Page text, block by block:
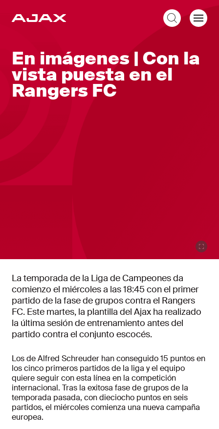
En imágenes | Con la
vista puesta en el
Rangers FC
La temporada de la Liga de Campeones da
comienzo el miércoles a las 18:45 con el primer
partido de la fase de grupos contra el Rangers
FC. Este martes, la plantilla del Ajax ha realizado
la última sesión de entrenamiento antes del
partido contra el conjunto escocés.
Los de Alfred Schreuder han conseguido 15 puntos en
los cinco primeros partidos de la liga y el equipo
quiere seguir con esta línea en la competición
internacional. Tras la exitosa fase de grupos de la
temporada pasada, con dieciocho puntos en seis
partidos, el miércoles comienza una nueva campaña
europea.